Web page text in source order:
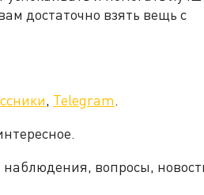
достаточно взять вещь с
, Telegram.
вопросы,